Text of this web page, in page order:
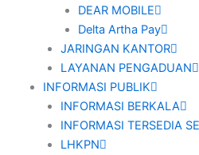
DEAR MOBILE
Delta Artha Pay
JARINGAN KANTOR
LAYANAN PENGADUAN
INFORMASI PUBLIK
INFORMASI BERKALA
INFORMASI TERSEDIA
LHKPN